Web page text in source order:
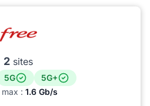
2 sites
5G
5G+
: 1.6 Gb/s